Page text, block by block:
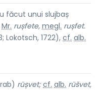
făcut unui slujbaș
Mr. rușfete, megl. rușfet.
Lokotsch, 1722), cf. alb.
rüșvet; cf. alb. rüšvet,